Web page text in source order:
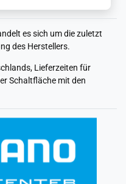
es sich um die zuletzt
des Herstellers.
Lieferzeiten für
Schaltfläche mit den